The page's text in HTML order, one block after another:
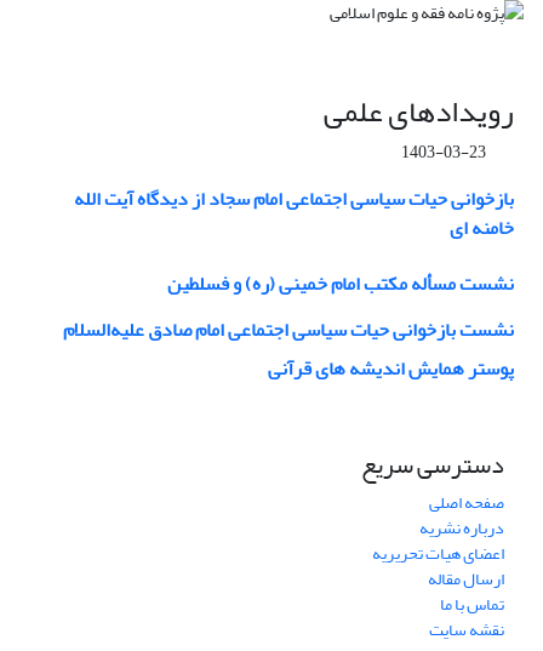
رویدادهای علمی
1403-03-23
بازخوانی حیات سیاسی اجتماعی امام سجاد از دیدگاه آیت الله
خامنه ای
نشست مسأله مکتب امام خمینی (ره) و فسلطین
نشست بازخوانی حیات سیاسی اجتماعی امام صادق علیه‌السلام
پوستر همایش اندیشه های قرآنی
دسترسی سریع
صفحه اصلی
درباره نشریه
اعضای هیات تحریریه
ارسال مقاله
تماس با ما
نقشه سایت